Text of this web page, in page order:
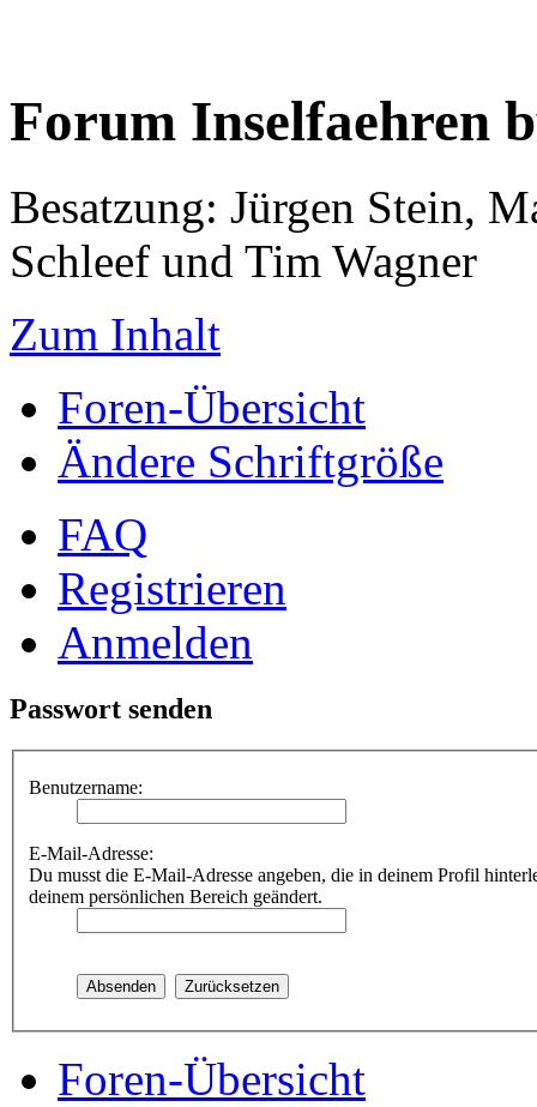
Forum Inselfaehren
Besatzung: Jürgen Stein,
Schleef und Tim Wagner
Zum Inhalt
Foren-Übersicht
Ändere Schriftgröße
FAQ
Registrieren
Anmelden
Passwort senden
Benutzername:
E-Mail-Adresse:
Du musst die E-Mail-Adresse angeben, die in deinem Profil
deinem persönlichen Bereich geändert.
Foren-Übersicht